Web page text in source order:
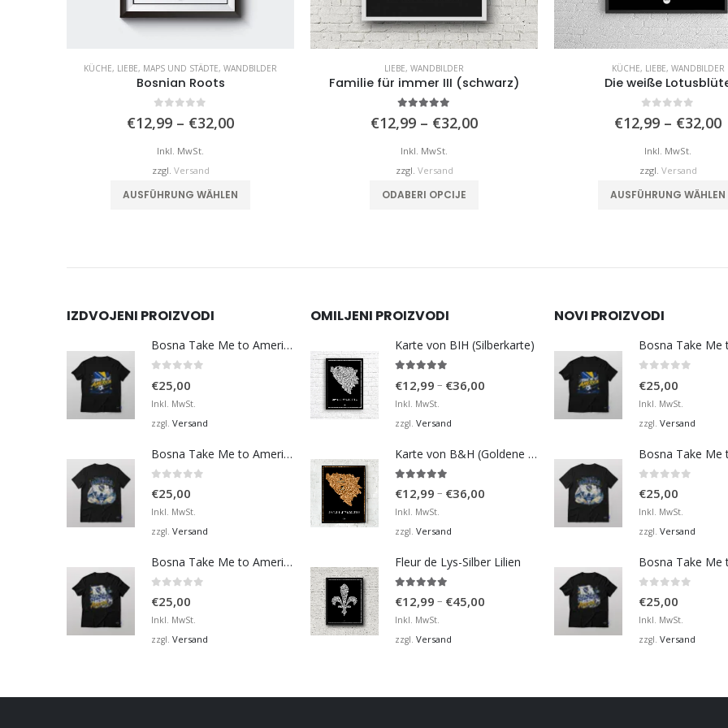
KÜCHE, LIEBE, MAPS UND STÄDTE, WANDBILDER
Bosnian Roots
€12,99 – €32,00Preisspanne:
Inkl. MwSt.
zzgl. Versand
AUSFÜHRUNG WÄHLEN
LIEBE, WANDBILDER
Familie für immer III (schwarz)
€12,99 – €32,00Preisspanne:
Inkl. MwSt.
zzgl. Versand
ODABERI OPCIJE
KÜCHE, LIEBE, WANDBILDER
Die weiße
€12,99 – €32,00
Inkl. MwSt.
zzgl. Versand
AUSFÜHRUNG WÄHLEN
IZDVOJENI PROIZVODI
Bosna Take Me to America Navijačka Majica 3
€25,00
Inkl. MwSt.
zzgl. Versand
Bosna Take Me to America Navijačka Majica 4
€25,00
Inkl. MwSt.
zzgl. Versand
Bosna Take Me to America Navijačka Majica 2
€25,00
Inkl. MwSt.
zzgl. Versand
OMILJENI PROIZVODI
Karte von BIH (Silberkarte)
€12,99 – €36,00
Inkl. MwSt.
zzgl. Versand
Karte von B&H (Goldene Karte)
€12,99 – €36,00
Inkl. MwSt.
zzgl. Versand
Fleur de Lys-Silber Lilien
€12,99 – €45,00
Inkl. MwSt.
zzgl. Versand
NOVI PROIZVODI
€25,00
Inkl. MwSt.
zzgl. Versand
€25,00
Inkl. MwSt.
zzgl. Versand
€25,00
Inkl. MwSt.
zzgl. Versand